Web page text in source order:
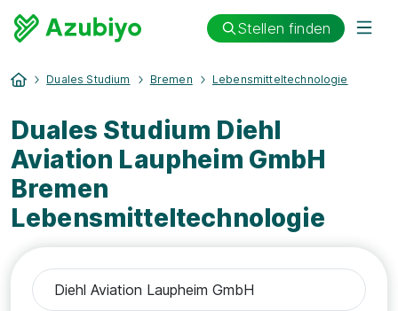
Stellen finden
Duales Studium Bremen Lebensmitteltechnologie
Duales Studium Diehl
Aviation Laupheim GmbH
Bremen
Lebensmitteltechnologie